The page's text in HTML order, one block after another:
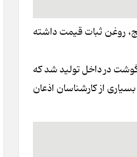
روغن ثبات قیمت داشته
میلیون و ۱۰۰ هزارتن گوشت قرمز مورد نیاز کشور است که سال گذشته ۹۳۰ هزارتن گوشت در داخل تولید شد که
که بسیاری از کارشناسان اذعان